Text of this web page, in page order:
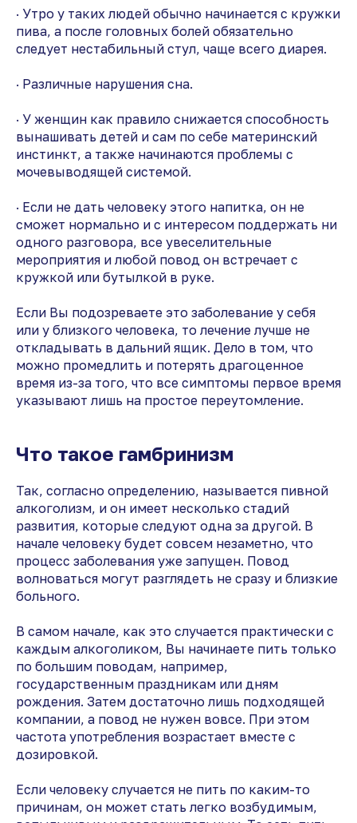
· Утро у таких людей обычно начинается с кружки
пива, а после головных болей обязательно
следует нестабильный стул, чаще всего диарея.
· Различные нарушения сна.
· У женщин как правило снижается способность
вынашивать детей и сам по себе материнский
инстинкт, а также начинаются проблемы с
мочевыводящей системой.
· Если не дать человеку этого напитка, он не
сможет нормально и с интересом поддержать ни
одного разговора, все увеселительные
мероприятия и любой повод он встречает с
кружкой или бутылкой в руке.
Если Вы подозреваете это заболевание у себя
или у близкого человека, то лечение лучше не
откладывать в дальний ящик. Дело в том, что
можно промедлить и потерять драгоценное
время из-за того, что все симптомы первое время
указывают лишь на простое переутомление.
Что такое гамбринизм
Так, согласно определению, называется пивной
алкоголизм, и он имеет несколько стадий
развития, которые следуют одна за другой. В
начале человеку будет совсем незаметно, что
процесс заболевания уже запущен. Повод
волноваться могут разглядеть не сразу и близкие
больного.
В самом начале, как это случается практически с
каждым алкоголиком, Вы начинаете пить только
по большим поводам, например,
государственным праздникам или дням
рождения. Затем достаточно лишь подходящей
компании, а повод не нужен вовсе. При этом
частота употребления возрастает вместе с
дозировкой.
Если человеку случается не пить по каким-то
причинам, он может стать легко возбудимым,